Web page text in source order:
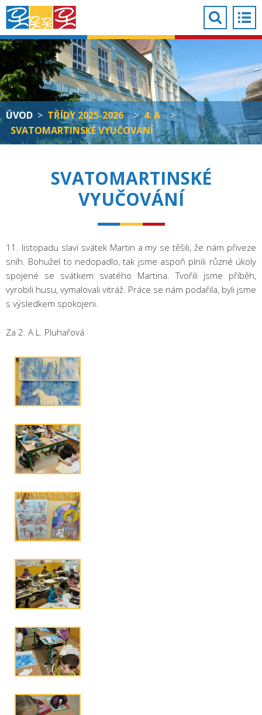
ÚVOD > TŘÍDY 2025-2026 > 4. A
>
SVATOMARTINSKÉ VYUČOVÁNÍ
SVATOMARTINSKÉ
VYUČOVÁNÍ
11. listopadu slaví svátek Martin a my se těšili, že nám přiveze
sníh. Bohužel to nedopadlo, tak jsme aspoň plnili různé úkoly
spojené se svátkem svatého Martina. Tvořili jsme příběh,
vyrobili husu, vymalovali vitráž. Práce se nám podařila, byli jsme
s výsledkem spokojeni.
Za 2. A L. Pluhařová